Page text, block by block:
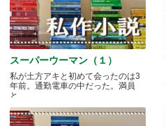
スーパーウーマン（１）
私が土方アキと初めて会ったのは3
年前。通勤電車の中だった。満員
と.....